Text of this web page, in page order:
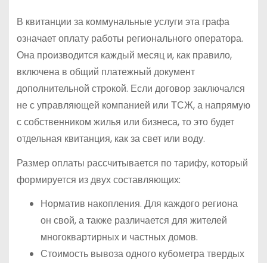
В квитанции за коммунальные услуги эта графа
означает оплату работы регионального оператора.
Она производится каждый месяц и, как правило,
включена в общий платежный документ
дополнительной строкой. Если договор заключался
не с управляющей компанией или ТСЖ, а напрямую
с собственником жилья или бизнеса, то это будет
отдельная квитанция, как за свет или воду.
Размер оплаты рассчитывается по тарифу, который
формируется из двух составляющих:
Норматив накопления. Для каждого региона
он свой, а также различается для жителей
многоквартирных и частных домов.
Стоимость вывоза одного кубометра твердых